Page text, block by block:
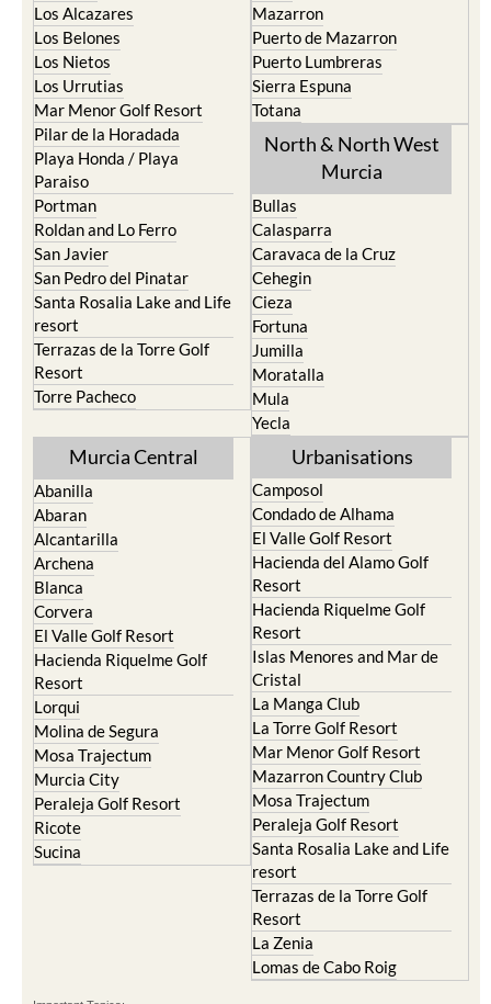
Los Alcazares
Los Belones
Los Nietos
Los Urrutias
Mar Menor Golf Resort
Pilar de la Horadada
Playa Honda / Playa
Paraiso
Portman
Roldan and Lo Ferro
San Javier
San Pedro del Pinatar
Santa Rosalia Lake and Life
resort
Terrazas de la Torre Golf
Resort
Torre Pacheco
Mazarron
Puerto de Mazarron
Puerto Lumbreras
Sierra Espuna
Totana
North & North West
Murcia
Bullas
Calasparra
Caravaca de la Cruz
Cehegin
Cieza
Fortuna
Jumilla
Moratalla
Mula
Yecla
Murcia Central
Abanilla
Abaran
Alcantarilla
Archena
Blanca
Corvera
El Valle Golf Resort
Hacienda Riquelme Golf
Resort
Lorqui
Molina de Segura
Mosa Trajectum
Murcia City
Peraleja Golf Resort
Ricote
Sucina
Urbanisations
Camposol
Condado de Alhama
El Valle Golf Resort
Hacienda del Alamo Golf
Resort
Hacienda Riquelme Golf
Resort
Islas Menores and Mar de
Cristal
La Manga Club
La Torre Golf Resort
Mar Menor Golf Resort
Mazarron Country Club
Mosa Trajectum
Peraleja Golf Resort
Santa Rosalia Lake and Life
resort
Terrazas de la Torre Golf
Resort
La Zenia
Lomas de Cabo Roig